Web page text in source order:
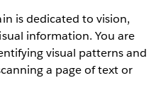
is dedicated to vision,
information. You are
visual patterns and
a page of text or